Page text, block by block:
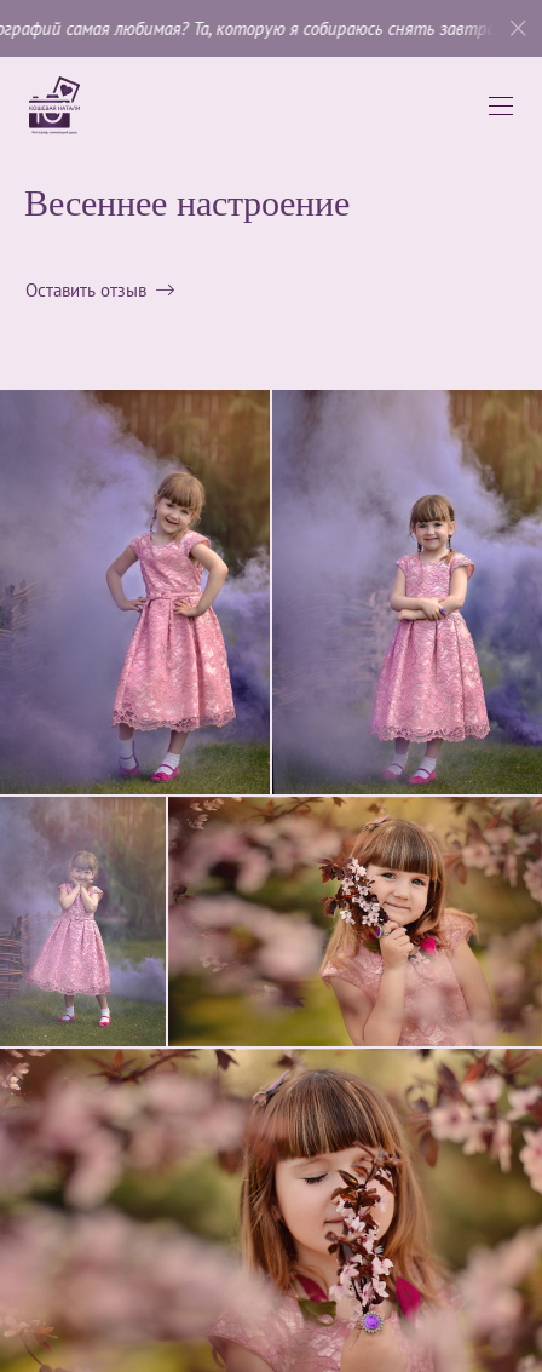
Та, которую я собираюсь снять завтра», —Имоджен
Весеннее настроение
Оставить отзыв